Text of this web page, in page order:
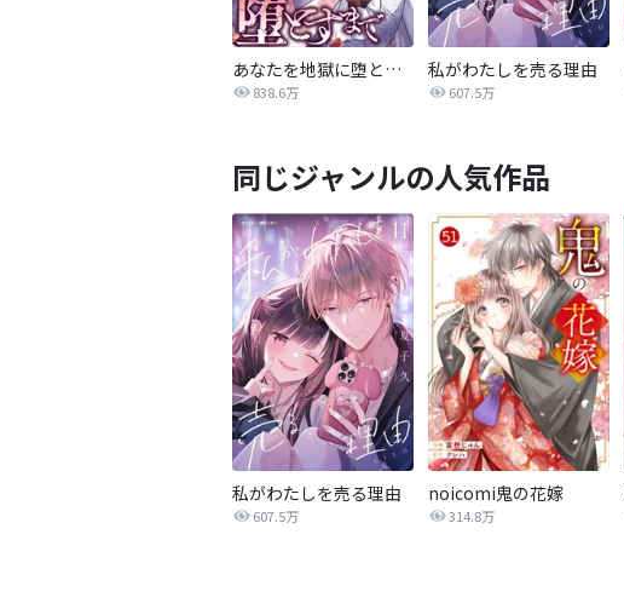
あなたを地獄に堕とすまで
838.6万
私がわたしを売る理由
607.5万
同じジャンルの人気作品
私がわたしを売る理由
607.5万
noicomi鬼の花嫁
314.8万